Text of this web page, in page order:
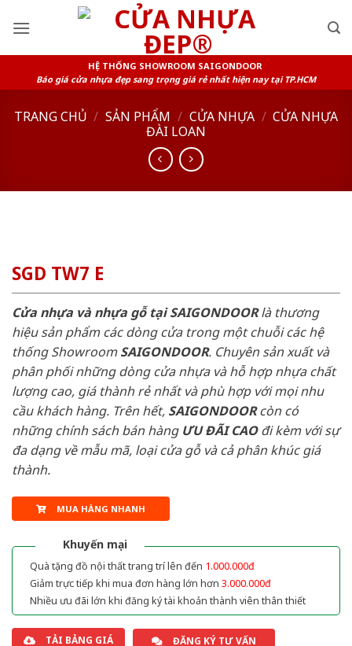
HỆ THỐNG SHOWROOM SAIGONDOOR
Báo giá cửa nhựa đẹp sang trọng giá rẻ nhất hiện nay tại TP.HCM
TRANG CHỦ / SẢN PHẨM / CỬA NHỰA / CỬA NHỰA
ĐÀI LOAN
SGD TW7 E
Cửa nhựa và nhựa gỗ tại SAIGONDOORlà thương
hiệu sản phẩm các dòng cửa trong một chuỗi các hệ
thống ShowroomSAIGONDOOR. Chuyên sản xuất và
phân phối những dòng cửa nhựa và hỗ hợp nhựa chất
lượng cao, giá thành rẻ nhất và phù hợp với mọi nhu
cầu khách hàng. Trên hết, SAIGONDOORcòn có
những chính sách bán hàng ƯU ĐÃI CAOđi kèm với sự
đa dạng về mẫu mã, loại cửa gỗ và cả phân khúc giá
thành.
MUA HÀNG NHANH
Khuyến mại
Quà tặng đồ nội thất trang trí lên đến 1.000.000đ
Giảm trực tiếp khi mua đơn hàng lớn hơn 3.000.000đ
Nhiều ưu đãi lớn khi đăng ký tài khoản thành viên thân thiết
TẢI BẢNG GIÁ ĐĂNG KÝ TƯ VẤN